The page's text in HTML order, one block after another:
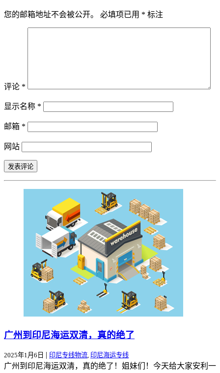
您的邮箱地址不会被公开。 必填项已用 * 标注
评论 *
显示名称 *
邮箱 *
网站
广州到印尼海运双清，真的绝了
2025年1月6日 | 印尼专线物流, 印尼海运专线
广州到印尼海运双清，真的绝了！姐妹们！今天给大家安利一